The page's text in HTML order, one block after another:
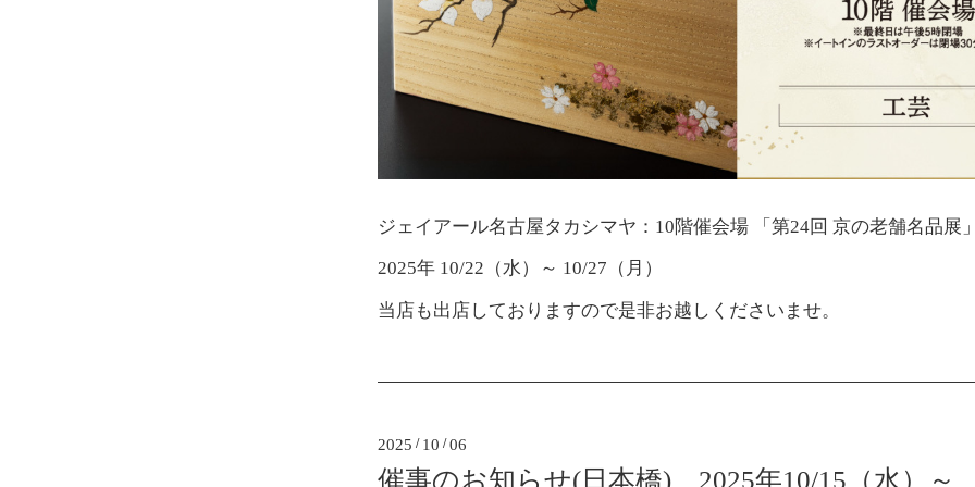
ジェイアール名古屋タカシマヤ：10階催会場 「第24回 京の老舗名品展
2025年 10/22（水）～ 10/27（月）
当店も出店しておりますので是非お越しくださいませ。
2025 / 10 /06
催事のお知らせ(日本橋) 2025年10/15（水）～